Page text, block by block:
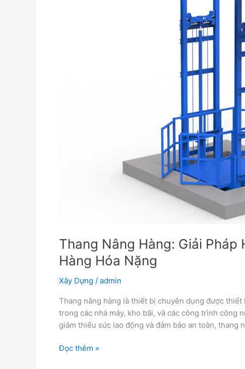
Thang Nâng Hàng: Giải Pháp
Hàng Hóa Nặng
Xây Dựng / admin
Thang nâng hàng là thiết bị chuyên dụng được
trong các nhà máy, kho bãi, và các công trình công
giảm thiểu sức lao động và đảm bảo an toàn, thang
Đọc thêm »